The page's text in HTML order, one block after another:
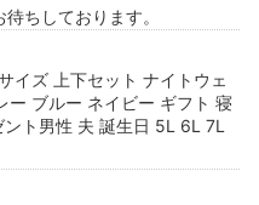
ちしております。
イズ 上下セット ナイトウェ
ー ブルー ネイビー ギフト 寝
ト男性 夫 誕生日 5L 6L 7L